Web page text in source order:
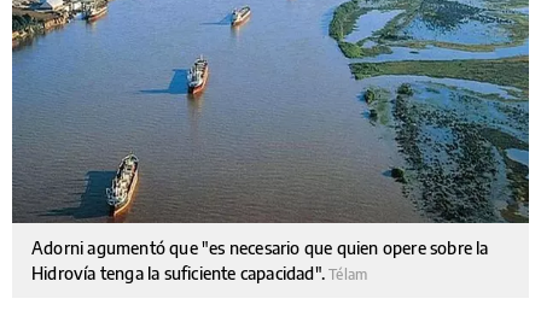
Adorni agumentó que "es necesario que quien opere sobre la
Hidrovía tenga la suficiente capacidad".Télam